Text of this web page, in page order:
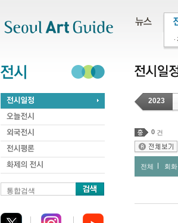
통합검색
2023
0 건
전체 회화